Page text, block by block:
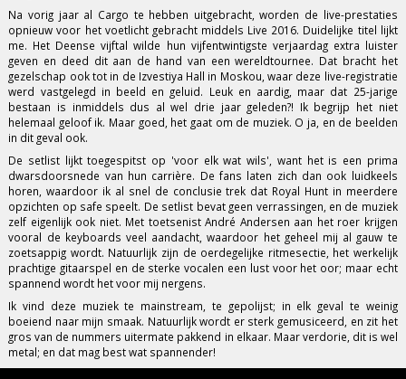
Na vorig jaar al Cargo te hebben uitgebracht, worden de live-prestaties
opnieuw voor het voetlicht gebracht middels Live 2016. Duidelijke titel lijkt
me. Het Deense vijftal wilde hun vijfentwintigste verjaardag extra luister
geven en deed dit aan de hand van een wereldtournee. Dat bracht het
gezelschap ook tot in de Izvestiya Hall in Moskou, waar deze live-registratie
werd vastgelegd in beeld en geluid. Leuk en aardig, maar dat 25-jarige
bestaan is inmiddels dus al wel drie jaar geleden?! Ik begrijp het niet
helemaal geloof ik. Maar goed, het gaat om de muziek. O ja, en de beelden
in dit geval ook.
De setlist lijkt toegespitst op 'voor elk wat wils', want het is een prima
dwarsdoorsnede van hun carrière. De fans laten zich dan ook luidkeels
horen, waardoor ik al snel de conclusie trek dat Royal Hunt in meerdere
opzichten op safe speelt. De setlist bevat geen verrassingen, en de muziek
zelf eigenlijk ook niet. Met toetsenist André Andersen aan het roer krijgen
vooral de keyboards veel aandacht, waardoor het geheel mij al gauw te
zoetsappig wordt. Natuurlijk zijn de oerdegelijke ritmesectie, het werkelijk
prachtige gitaarspel en de sterke vocalen een lust voor het oor; maar echt
spannend wordt het voor mij nergens.
Ik vind deze muziek te mainstream, te gepolijst; in elk geval te weinig
boeiend naar mijn smaak. Natuurlijk wordt er sterk gemusiceerd, en zit het
gros van de nummers uitermate pakkend in elkaar. Maar verdorie, dit is wel
metal; en dat mag best wat spannender!